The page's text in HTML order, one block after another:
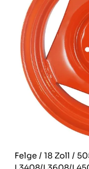
Felge / 18 Zoll /